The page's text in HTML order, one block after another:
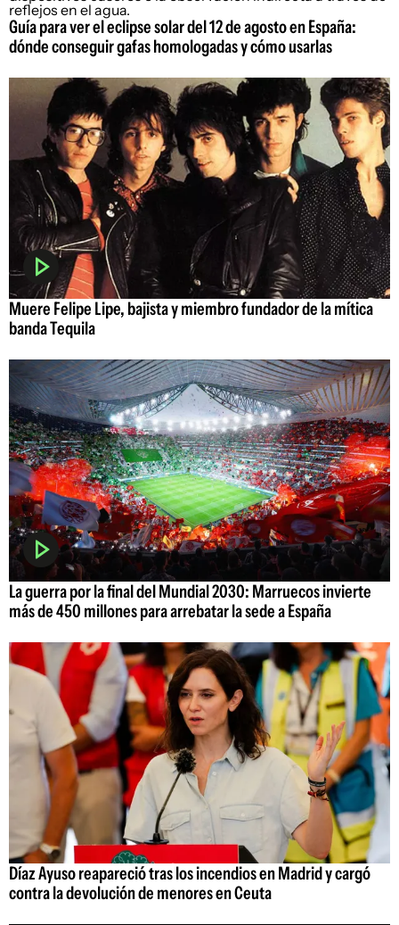
Guía para ver el eclipse solar del 12 de agosto en España:
dónde conseguir gafas homologadas y cómo usarlas
Muere Felipe Lipe, bajista y miembro fundador de la mítica
banda Tequila
La guerra por la final del Mundial 2030: Marruecos invierte
más de 450 millones para arrebatar la sede a España
Díaz Ayuso reapareció tras los incendios en Madrid y cargó
contra la devolución de menores en Ceuta